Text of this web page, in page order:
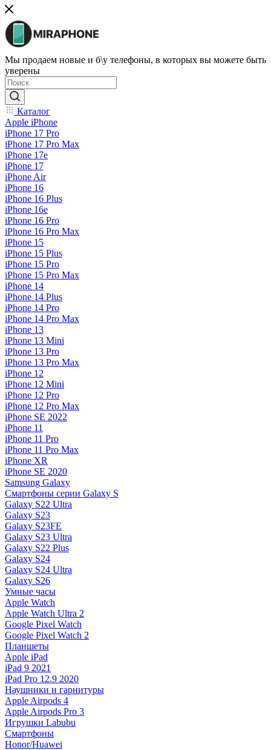
Мы продаем новые и б\у телефоны, в которых вы можете быть
уверены
Каталог
Apple iPhone
iPhone 17 Pro
iPhone 17 Pro Max
iPhone 17e
iPhone 17
iPhone Air
iPhone 16
iPhone 16 Plus
iPhone 16e
iPhone 16 Pro
iPhone 16 Pro Max
iPhone 15
iPhone 15 Plus
iPhone 15 Pro
iPhone 15 Pro Max
iPhone 14
iPhone 14 Plus
iPhone 14 Pro
iPhone 14 Pro Max
iPhone 13
iPhone 13 Mini
iPhone 13 Pro
iPhone 13 Pro Max
iPhone 12
iPhone 12 Mini
iPhone 12 Pro
iPhone 12 Pro Max
iPhone SE 2022
iPhone 11
iPhone 11 Pro
iPhone 11 Pro Max
iPhone XR
iPhone SE 2020
Samsung Galaxy
Смартфоны серии Galaxy S
Galaxy S22 Ultra
Galaxy S23
Galaxy S23FE
Galaxy S23 Ultra
Galaxy S22 Plus
Galaxy S24
Galaxy S24 Ultra
Galaxy S26
Умные часы
Apple Watch
Apple Watch Ultra 2
Google Pixel Watch
Google Pixel Watch 2
Планшеты
Apple iPad
iPad 9 2021
iPad Pro 12.9 2020
Наушники и гарнитуры
Apple Airpods 4
Apple Airpods Pro 3
Игрушки Labubu
Смартфоны
Honor/Huawei